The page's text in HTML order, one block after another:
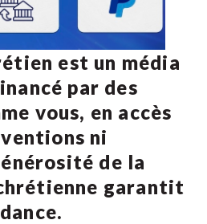
est un média
par des
vous, en accès
ni
de la
garantit